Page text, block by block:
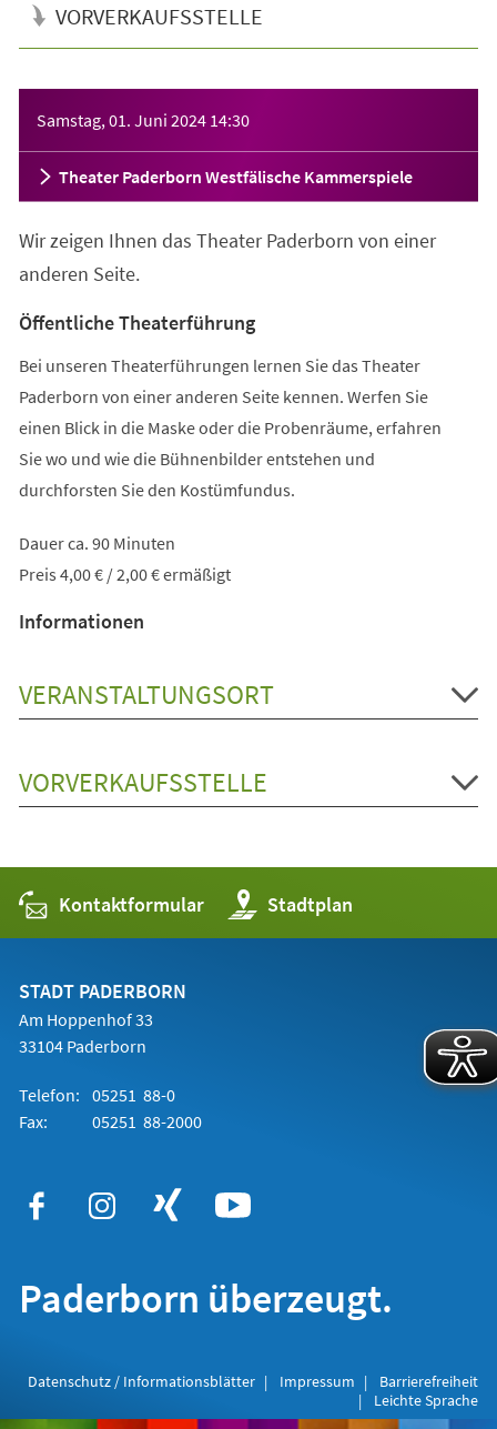
VORVERKAUFSSTELLE
Samstag, 01. Juni 2024 14:30
Theater Paderborn Westfälische Kammerspiele
Wir zeigen Ihnen das Theater Paderborn von einer
anderen Seite.
Öffentliche Theaterführung
Bei unseren Theaterführungen lernen Sie das Theater
Paderborn von einer anderen Seite kennen. Werfen Sie
einen Blick in die Maske oder die Probenräume, erfahren
Sie wo und wie die Bühnenbilder entstehen und
durchforsten Sie den Kostümfundus.
Dauer ca. 90 Minuten
Preis 4,00 € / 2,00 € ermäßigt
Informationen
VERANSTALTUNGSORT
VORVERKAUFSSTELLE
Kontaktformular Stadtplan
(Öffnet
in
einem
STADT PADERBORN
Am Hoppenhof 33
33104 Paderborn
Telefon: 05251 88-0
Fax:
05251 88-2000
Paderborn überzeugt.
Datenschutz / Informationsblätter Impressum
Barrierefreiheit
Leichte Sprache